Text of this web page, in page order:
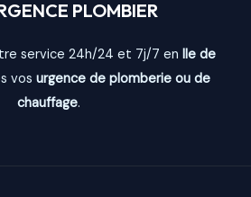
PLOMBIER
service 24h/24 et 7j/7 en Ile de
vos urgence de plomberie ou de
chauffage.